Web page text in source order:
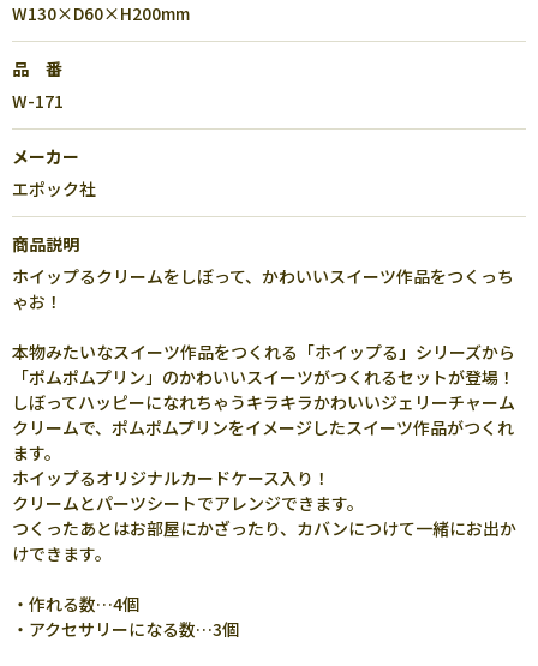
W130×D60×H200mm
品 番
W-171
メーカー
エポック社
商品説明
ホイップるクリームをしぼって、かわいいスイーツ作品をつくっち
ゃお！
本物みたいなスイーツ作品をつくれる「ホイップる」シリーズから
「ポムポムプリン」のかわいいスイーツがつくれるセットが登場！
しぼってハッピーになれちゃうキラキラかわいいジェリーチャーム
クリームで、ポムポムプリンをイメージしたスイーツ作品がつくれ
ます。
ホイップるオリジナルカードケース入り！
クリームとパーツシートでアレンジできます。
つくったあとはお部屋にかざったり、カバンにつけて一緒にお出か
けできます。
・作れる数…4個
・アクセサリーになる数…3個